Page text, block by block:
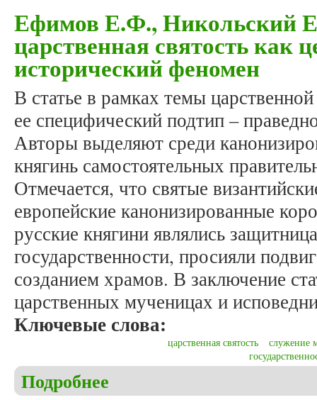
Ефимов Е.Ф., Никольский
царственная святость как
исторический феномен
В статье в рамках темы
ее специфический подтип –
Авторы выделяют среди
княгинь самостоятельных
Отмечается, что святые
европейские канонизированные
русские княгини являлись
государственности, просияли
созданием храмов. В заключение
царственных мученицах и
Ключевые слова:
царственная святость
служение
Подробнее